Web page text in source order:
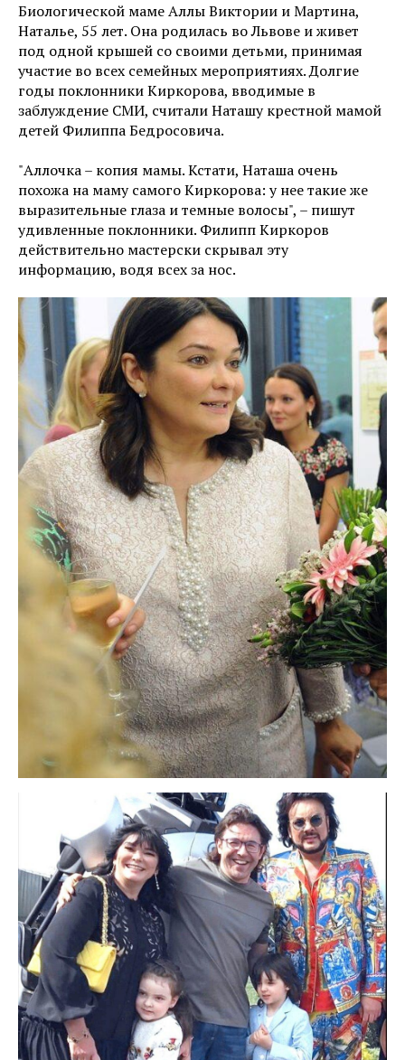
Биологической маме Аллы Виктории и Мартина,
Наталье, 55 лет. Она родилась во Львове и живет
под одной крышей со своими детьми, принимая
участие во всех семейных мероприятиях. Долгие
годы поклонники Киркорова, вводимые в
заблуждение СМИ, считали Наташу крестной мамой
детей Филиппа Бедросовича.
"Аллочка – копия мамы. Кстати, Наташа очень
похожа на маму самого Киркорова: у нее такие же
выразительные глаза и темные волосы", – пишут
удивленные поклонники. Филипп Киркоров
действительно мастерски скрывал эту
информацию, водя всех за нос.